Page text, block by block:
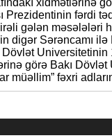
xidmətlərinə
Prezidentinin fərdi
gələn məsələləri
digər Sərəncamı
Dövlət
görə Bakı
müəllim” fəxri